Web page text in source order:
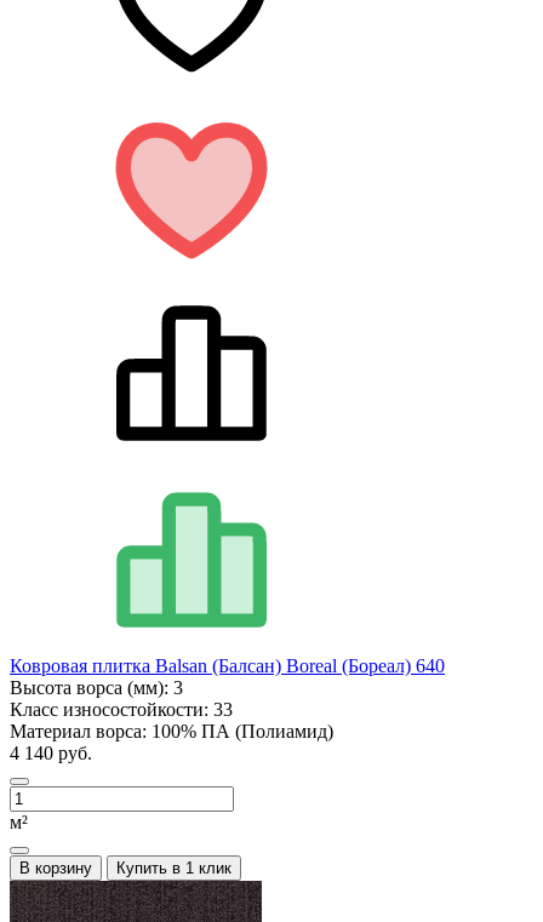
Ковровая плитка Balsan (Балсан) Boreal (Бореал) 640
Высота ворса (мм): 3
Класс износостойкости: 33
Материал ворса: 100% ПА (Полиамид)
4 140 руб.
м²
В корзину Купить в 1 клик